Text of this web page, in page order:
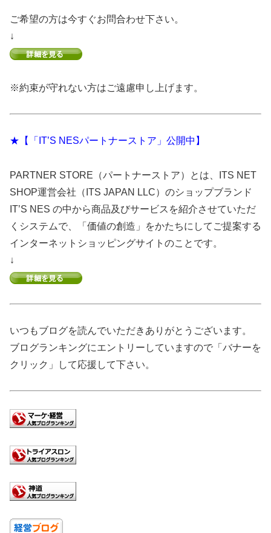
ご希望の方は今すぐお問合わせ下さい。
↓
※約束が守れない方はご遠慮申し上げます。
★【「IT’S NESパートナーストア」公開中】
PARTNER STORE（パートナーストア）とは、ITS NET
SHOP運営会社（ITS JAPAN LLC）のショップブランド
IT’S NES の中から商品及びサービスを紹介させていただ
くシステムで、「価値の創造」をかたちにしてご提案する
インターネットショッピングサイトのことです。
↓
いつもブログを読んでいただきありがとうございます。
ブログランキングにエントリーしていますので「バナーを
クリック」して応援して下さい。